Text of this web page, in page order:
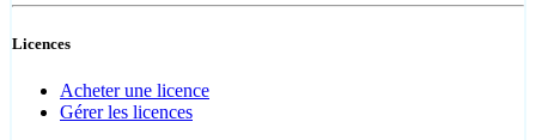
Licences
Acheter une licence
Gérer les licences